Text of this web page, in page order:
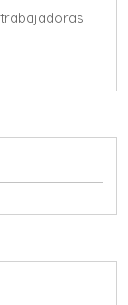
trabajadoras